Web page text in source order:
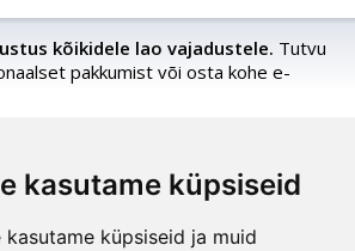
kasutame küpsiseid
kasutame küpsiseid ja muid
kõikidele lao vajadustele. Tutvu
pakkumist või osta kohe e-
Kaubaaluste riiul, Rehviriiul,
Riidekapp, Kontorikapp,